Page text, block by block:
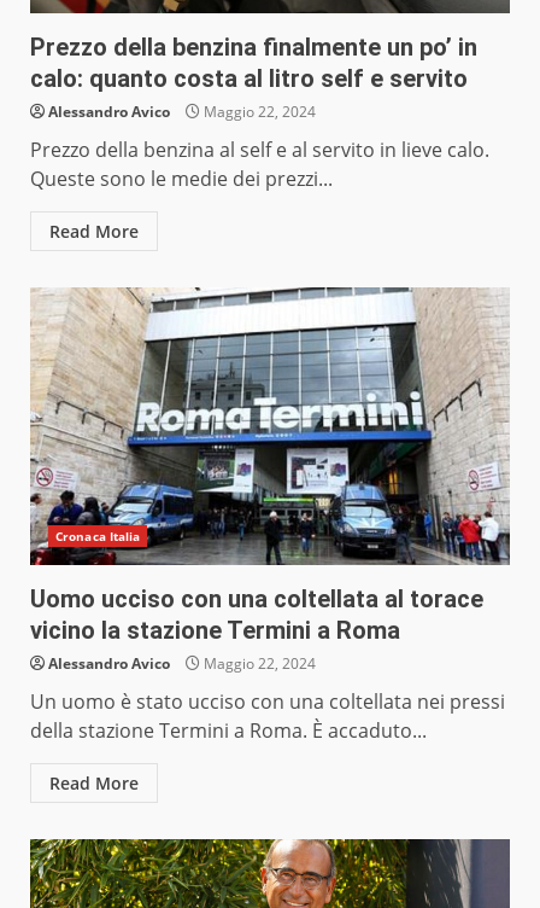
Prezzo della benzina finalmente un po’ in
calo: quanto costa al litro self e servito
Alessandro Avico Maggio 22, 2024
Prezzo della benzina al self e al servito in lieve calo.
Queste sono le medie dei prezzi...
Read More
Cronaca Italia
Uomo ucciso con una coltellata al torace
vicino la stazione Termini a Roma
Alessandro Avico Maggio 22, 2024
Un uomo è stato ucciso con una coltellata nei pressi
della stazione Termini a Roma. È accaduto...
Read More